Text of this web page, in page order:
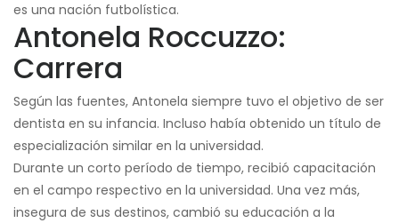
es una nación futbolística.
Antonela Roccuzzo:
Carrera
Según las fuentes, Antonela siempre tuvo el objetivo de ser
dentista en su infancia. Incluso había obtenido un título de
especialización similar en la universidad.
Durante un corto período de tiempo, recibió capacitación
en el campo respectivo en la universidad. Una vez más,
insegura de sus destinos, cambió su educación a la